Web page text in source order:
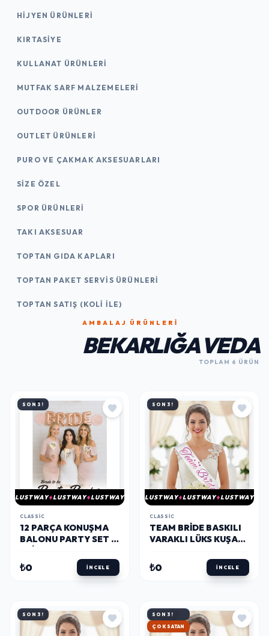
HIJYEN ÜRÜNLERI
KIRTASİYE
KULLANAT ÜRÜNLERI
MUTFAK SARF MALZEMELERI
OUTDOOR ÜRÜNLER
OUTLET ÜRÜNLERI
PURO VE ÇAKMAK AKSESUARLARI
SIZE ÖZEL
SPOR ÜRÜNLERI
TAKI AKSESUAR
TOPTAN GIDA KAPLARI
TOPTAN PAKET SERVIS ÜRÜNLERI
TOPTAN SATIŞ (KOLI İLE)
AMBALAJ ÜRÜNLERI
BEKARLIĞA VEDA
TOPLAM 6 ÜRÜN
SON 3!
LUSTWAY LUSTWAY LUSTWAY
CLASSIC
12 PARÇA KONUŞMA
BALONU PARTY SET -
₺0 İNCELE
SON 3!
LUSTWAY LUSTWAY LUSTWAY
CLASSIC
TEAM BRIDE BASKILI
VARAKLI LÜKS KUŞAK
₺0 İNCELE
SON 3!
SON 3!
ÇOK SATAN